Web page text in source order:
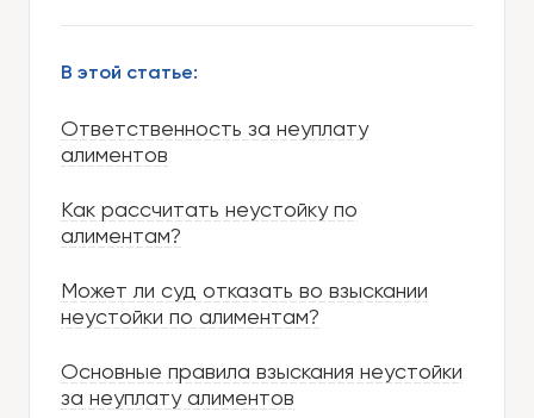
В этой статье:
Ответственность за неуплату
алиментов
Как рассчитать неустойку по
алиментам?
Может ли суд отказать во взыскании
неустойки по алиментам?
Основные правила взыскания неустойки
за неуплату алиментов